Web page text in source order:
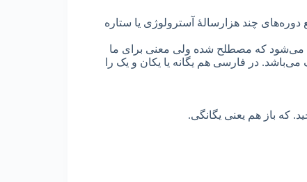
چند هزارسالۀ آسترولوژی یا ستاره
می‌شود که مصطلح شده ولی معنی برای ما
در فارسی هم یگانه یا یکان و یک را
که باز هم یعنی یگانگی.